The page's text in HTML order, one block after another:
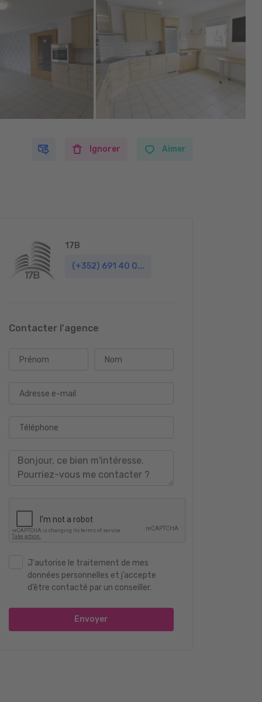
Ignorer Aimer
17B
(+352) 691 40 0...
Contacter l'agence
Prénom Nom
Adresse e-mail
Téléphone
J'autorise le traitement de mes
données personnelles et j’accepte
d’être contacté par un conseiller.
Envoyer